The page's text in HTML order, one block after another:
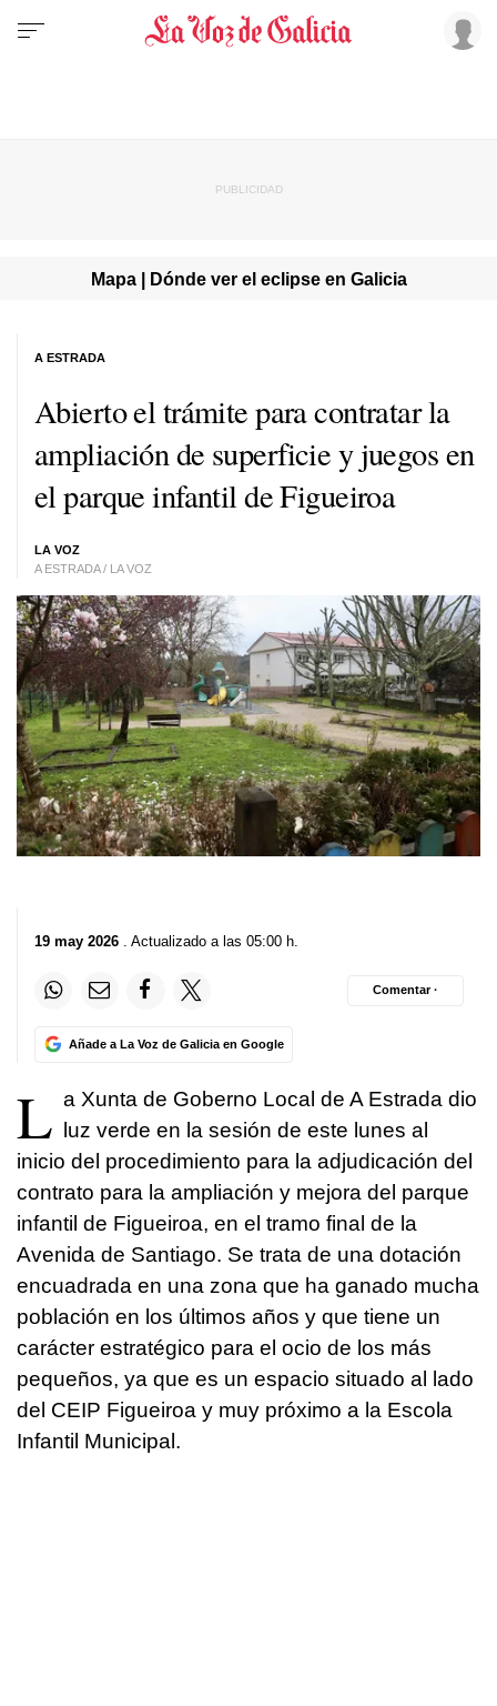
Mapa | Dónde ver el eclipse en Galicia
Abierto el trámite para contratar la
ampliación de superficie y juegos en
el parque infantil de Figueiroa
LA VOZ
A ESTRADA / LA VOZ
A ESTRADA
19 may 2026 . Actualizado a las 05:00 h.
Añade a La Voz de Galicia en Google
Comentar ·
L a Xunta de Goberno Local de A Estrada dio
luz verde en la sesión de este lunes al
inicio del procedimiento para la adjudicación del
contrato para la ampliación y mejora del parque
infantil de Figueiroa, en el tramo final de la
Avenida de Santiago. Se trata de una dotación
encuadrada en una zona que ha ganado mucha
población en los últimos años y que tiene un
carácter estratégico para el ocio de los más
pequeños, ya que es un espacio situado al lado
del CEIP Figueiroa y muy próximo a la Escola
Infantil Municipal.